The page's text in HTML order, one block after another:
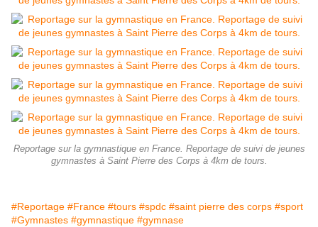
Reportage sur la gymnastique en France. Reportage de suivi de jeunes
gymnastes à Saint Pierre des Corps à 4km de tours.
#Reportage #France #tours #spdc #saint pierre des corps #sport
#Gymnastes #gymnastique #gymnase